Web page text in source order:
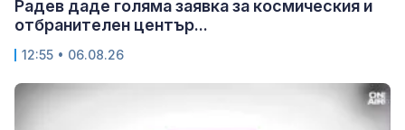
Радев даде голяма заявка за космическия и
отбранителен център...
12:55 • 06.08.26